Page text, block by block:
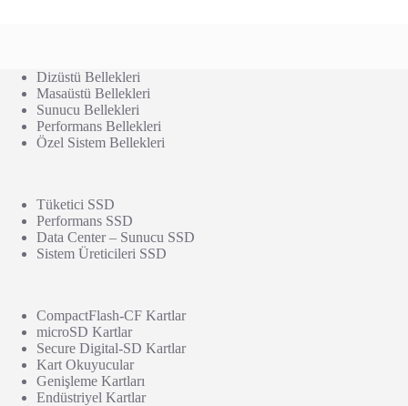
Dizüstü Bellekleri
Masaüstü Bellekleri
Sunucu Bellekleri
Performans Bellekleri
Özel Sistem Bellekleri
Tüketici SSD
Performans SSD
Data Center – Sunucu SSD
Sistem Üreticileri SSD
CompactFlash-CF Kartlar
microSD Kartlar
Secure Digital-SD Kartlar
Kart Okuyucular
Genişleme Kartları
Endüstriyel Kartlar